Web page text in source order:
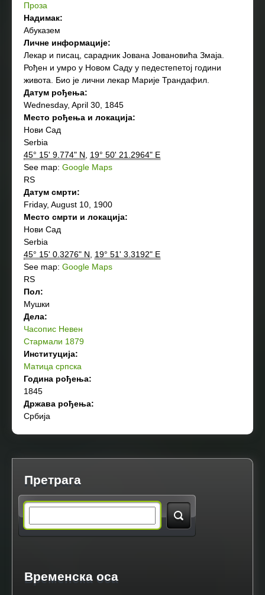
Проза
Надимак:
Абуказем
Личне информације:
Лекар и писац, сарадник Јована Јовановића Змаја.
Рођен и умро у Новом Саду у педестепетој години
живота. Био је лични лекар Марије Трандафил.
Датум рођења:
Wednesday, April 30, 1845
Место рођења и локација:
Нови Сад
Serbia
45° 15' 9.774" N
19° 50' 21.2964" E
See map: Google Maps
RS
Датум смрти:
Friday, August 10, 1900
Место смрти и локација:
Нови Сад
Serbia
45° 15' 0.3276" N
19° 51' 3.3192" E
See map: Google Maps
RS
Пол:
Мушки
Дела:
Часопис Невен
Стармали 1879
Институција:
Матица српска
Година рођења:
1845
Држава рођења:
Србија
Претрага
a
Временска оса